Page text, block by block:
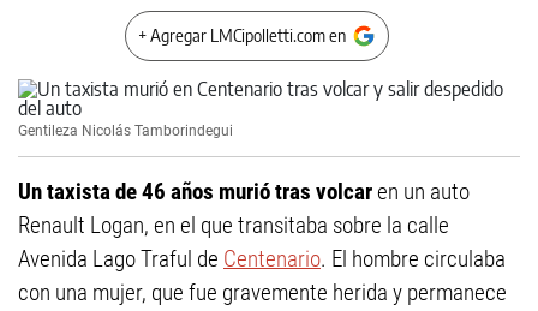
+ Agregar LMCipolletti.com en
Gentileza Nicolás Tamborindegui
Un taxista de 46 años murió tras volcaren un auto
Renault Logan, en el que transitaba sobre la calle
Avenida Lago Traful de Centenario. El hombre circulaba
con una mujer, que fue gravemente herida y permanece